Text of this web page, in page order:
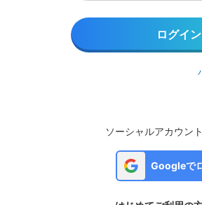
ログイン
ソーシャルアカウン
Googleで